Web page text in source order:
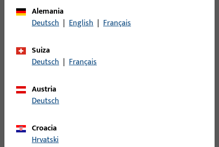
Descripción del acabado
Unidad de embalaje
Inicie sesión con sus datos de cliente para obtener
Alemania
Deutsch | English | Français
Suiza
Deutsch | Français
Austria
Deutsch
Croacia
Hrvatski